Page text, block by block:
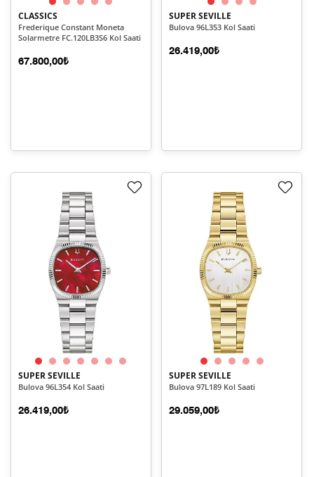
CLASSICS
Frederique Constant Moneta
Solarmetre FC.120LB3S6 Kol Saati
67.800,00₺
SUPER SEVILLE
Bulova 96L353 Kol Saati
26.419,00₺
SUPER SEVILLE
Bulova 96L354 Kol Saati
26.419,00₺
SUPER SEVILLE
Bulova 97L189 Kol Saati
29.059,00₺